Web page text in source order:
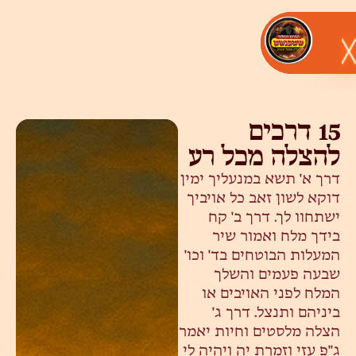
15 דרכים
להצלה מכל רע
דרך א' תשא במנעליך ימין
דוקא לשון זאב כל אויביך
ישתחוו לך. דרך ב' קח
בידך מלח ואמור שיר
המעלות הבוטחים בד' וכו'
שבעה פעמים והשלך
המלח לפני האויבים או
ביניהם ותנצל. דרך ג'
הצלה מלסטים וחיות יאמר
ג"פ עזי וזמרת יה ויהיה לי